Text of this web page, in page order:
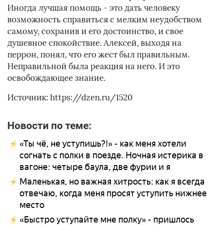
Иногда лучшая помощь - это дать человеку
возможность справиться с мелким неудобством
самому, сохранив и его достоинство, и свое
душевное спокойствие. Алексей, выходя на
перрон, понял, что его жест был правильным.
Неправильной была реакция на него. И это
освобождающее знание.
Источник: https://dzen.ru/1520
Новости по теме:
«Ты чё, не уступишь?!» - как меня хотели
согнать с полки в поезде. Ночная истерика в
вагоне: четыре баула, две фурии и я
Маленькая, но важная хитрость: как я всегда
отвечаю, когда меня просят уступить нижнее
место
«Быстро уступайте мне полку» - пришлось